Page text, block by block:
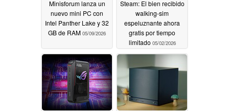
Minisforum lanza un
nuevo mini PC con
Intel Panther Lake y 32
GB de RAM 05/09/2026
Steam: El bien recibido
walking-sim
espeluznante ahora
gratis por tiempo
limitado 05/02/2026